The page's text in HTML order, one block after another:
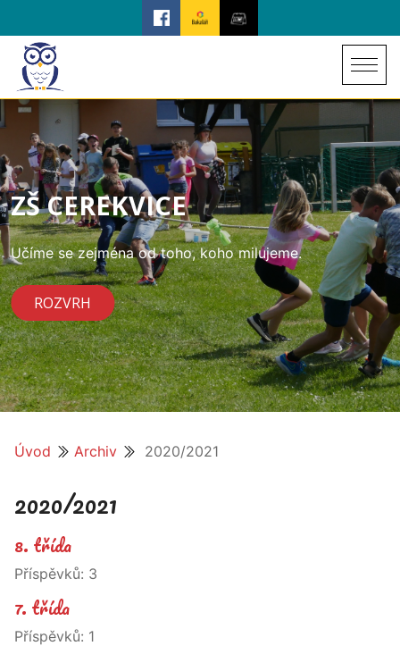
ZŠ CEREKVICE
Učíme se zejména od toho, koho milujeme.
ROZVRH
Úvod Archiv 2020/2021
2020/2021
8. třída
Příspěvků: 3
7. třída
Příspěvků: 1